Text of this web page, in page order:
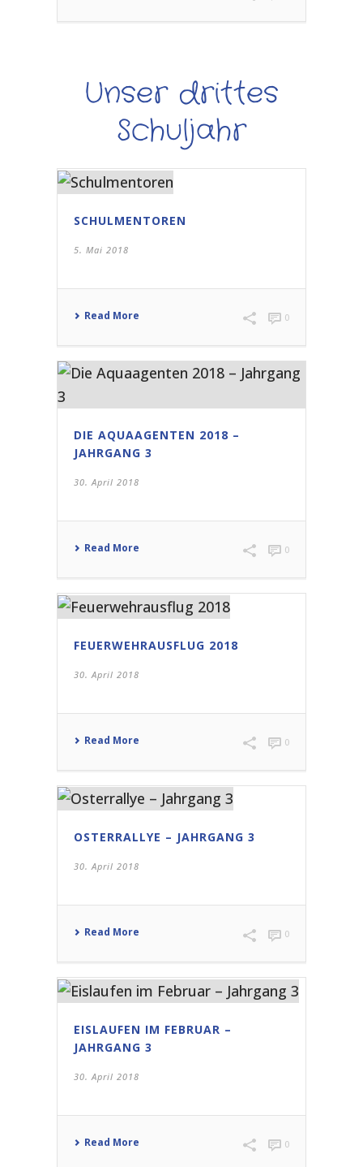
Unser drittes
Schuljahr
SCHULMENTOREN
5. Mai 2018
Read More 0
DIE AQUAAGENTEN 2018 –
JAHRGANG 3
30. April 2018
Read More 0
FEUERWEHRAUSFLUG 2018
30. April 2018
Read More 0
OSTERRALLYE – JAHRGANG 3
30. April 2018
Read More 0
EISLAUFEN IM FEBRUAR –
JAHRGANG 3
30. April 2018
Read More 0